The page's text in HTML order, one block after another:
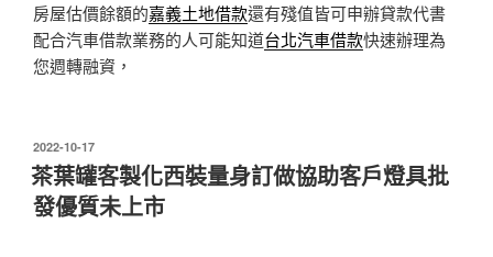
房屋估價餘額的嘉義土地借款還有殘值皆可申辦貸款代書
配合汽車借款業務的人可能知道台北汽車借款快速辦理為
您週轉融資，
發
佈
於
2022-10-17
茶葉罐客製化西裝量身訂做協助客戶燈具批
發優質未上市